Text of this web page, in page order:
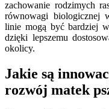
zachowanie rodzimych
równowagi biologicznej
linie mogą być bardziej
dzięki lepszemu
okolicy.
Jakie są
rozwój matek